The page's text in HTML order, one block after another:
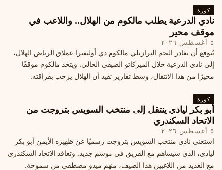
كورة
نادي الدرعية يطلب مالكوم من الهلال.. واللاعب في
موقف محير
٥ أغسطس ٢٠٢٦
يُتوقع أن يغادر النجم البرازيلي مالكوم دي أوليفيرا عملاق الرياض الهلال،
إلى نادي الدرعية خلال الميركاتو الصيفي الحالي. ويتخذ مالكوم موقفًا
محيرًا من هذا الانتقال، وسط تقارير تفيد أن الهلال يرحب بفراقته.
كورة
أبو بكر ليادي ينتقل إلى منتخب السويس بتروجت من
الاتحاد السكندري
٥ أغسطس ٢٠٢٦
استغنى نادي منتخب السويس بتروجت رسميًا عن ظهيره الأيمن أبو بكر
ليادي، الذي سيساهم مع الفريق في موسم جديد. وتعاقد الاتحاد السكندري
مع العديد من اللاعبين هذا الصيف، منهم ميدو مصطفى من سموحة.